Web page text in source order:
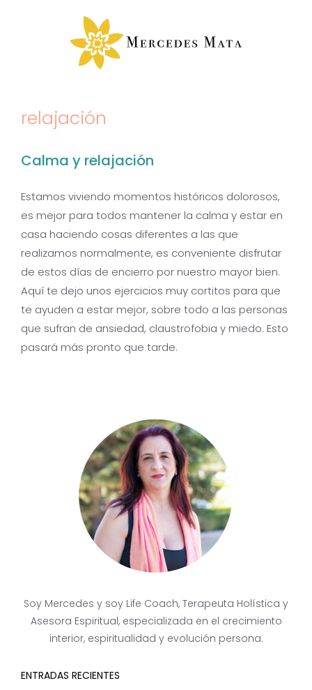
relajación
Calma y relajación
Estamos viviendo momentos históricos dolorosos,
es mejor para todos mantener la calma y estar en
casa haciendo cosas diferentes a las que
realizamos normalmente, es conveniente disfrutar
de estos días de encierro por nuestro mayor bien.
Aquí te dejo unos ejercicios muy cortitos para que
te ayuden a estar mejor, sobre todo a las personas
que sufran de ansiedad, claustrofobia y miedo. Esto
pasará más pronto que tarde.
Soy Mercedes y soy Life Coach, Terapeuta Holística y
Asesora Espiritual, especializada en el crecimiento
interior, espiritualidad y evolución persona.
ENTRADAS RECIENTES